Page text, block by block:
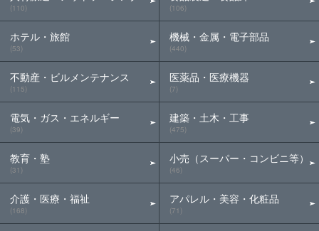
(110)
ホテル・旅館
(53)
不動産・ビルメンテナンス
(115)
電気・ガス・エネルギー
(39)
教育・塾
(31)
介護・医療・福祉
(168)
(106)
機械・金属・電子部品
(440)
医薬品・医療機器
(7)
建築・土木・工事
(475)
小売（スーパー・コンビニ等）
(46)
アパレル・美容・化粧品
(71)